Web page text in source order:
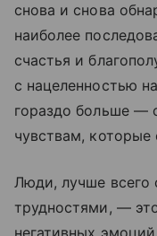
снова и снова
наиболее
счастья и
с нацеленностью
гораздо больше —
чувствам,
Люди, лучше всего
трудностями, —